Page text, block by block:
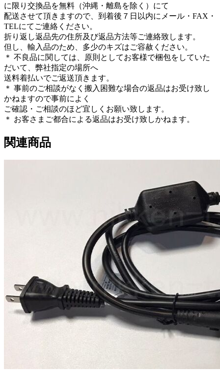
に限り交換品を無料（沖縄・離島を除く）にて
配送させて頂きますので、到着後７日以内にメール・FAX・
TELにてご連絡ください。
折り返し返品先の住所及び返品方法等ご連絡致します。
但し、輸入品のため、多少のキズはご容赦ください。
＊ 不良品に関しては、原則としてお客様で梱包をしていた
だいて、弊社指定の場所へ
送料着払いでご返送頂きます。
＊ 事前のご相談がなく搬入困難な場合の返品はお受け致し
かねますので事前によく
ご確認・ご相談のほど宜しくお願い致します。
＊ お客さまご都合による返品はお受け致しかねます。
関連商品